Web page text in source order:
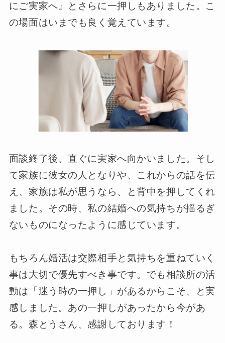
にご実家へ』とさらに一押しもありました。こ
の場面はいまでも良く覚えています。
面談終了後、直ぐに実家へ向かいました。そし
て家族に彼女の人となりや、これからの話を伝
え、家族は私が思うなら、と背中を押してくれ
ました。その時、私の結婚への気持ちが揺るぎ
ないものになったように感じています。
もちろん婚活は交際相手と気持ちを重ねていく
事は大切で優先すべき事です。でも相談所の活
動は「迷う時の一押し」があるからこそ、と実
感しました。あの一押しがあったから今があ
る。森とうさん、感謝しております！